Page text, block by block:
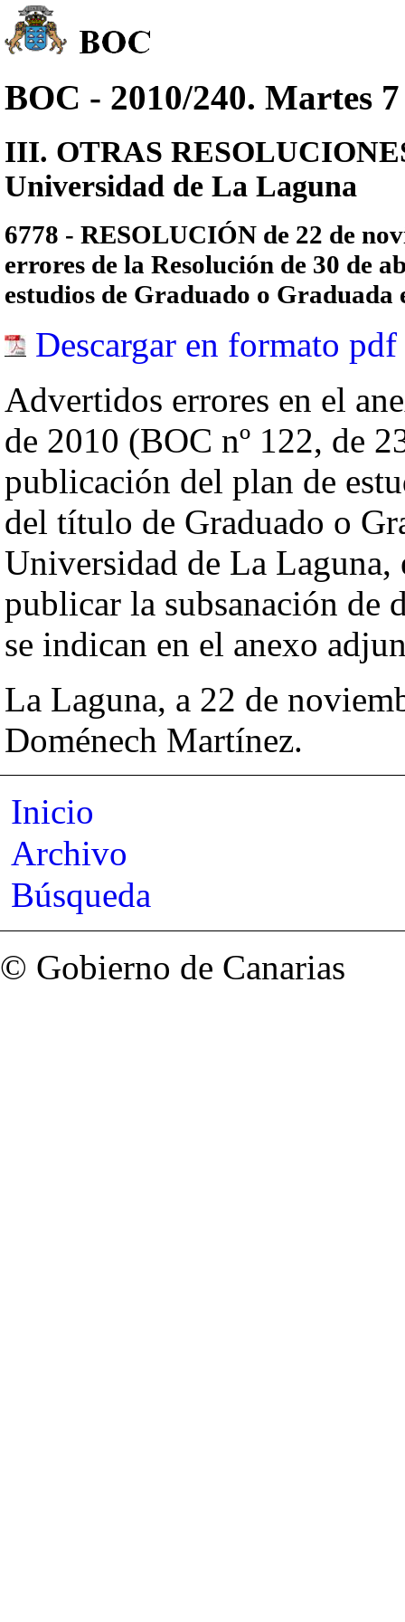
BOC - 2010/240. Martes
III. OTRAS
Universidad de La Laguna
6778 - RESOLUCIÓN de 22 de
errores de la Resolución de 30 de
estudios de Graduado o Graduada
Descargar en formato pdf
Advertidos errores en el
de 2010 (BOC nº 122, de
publicación del plan de
del título de Graduado o
Universidad de La Laguna,
publicar la subsanación de
se indican en el anexo
La Laguna, a 22 de
Doménech Martínez.
Inicio
Archivo
Búsqueda
© Gobierno de Canarias